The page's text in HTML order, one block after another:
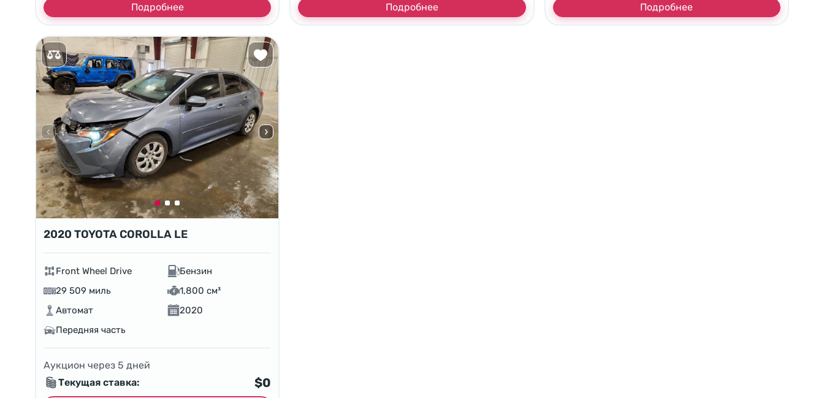
Подробнее
Подробнее
Подробнее
2020 TOYOTA COROLLA LE
Front Wheel Drive
Бензин
29 509 миль
1,800 см³
Автомат
2020
Передняя часть
Аукцион через 5 дней
Текущая ставка:
$0